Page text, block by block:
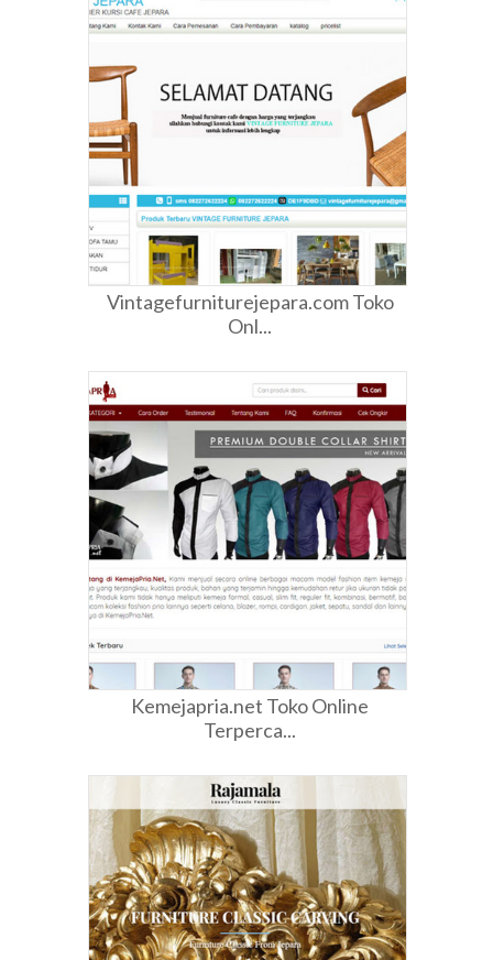
Vintagefurniturejepara.com Toko
Onl...
Kemejapria.net Toko Online
Terperca...